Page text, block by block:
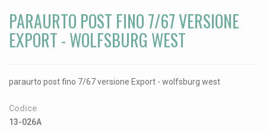
PARAURTO POST FINO 7/67 VERSIONE
EXPORT - WOLFSBURG WEST
paraurto post fino 7/67 versione Export - wolfsburg west
Codice
13-026A